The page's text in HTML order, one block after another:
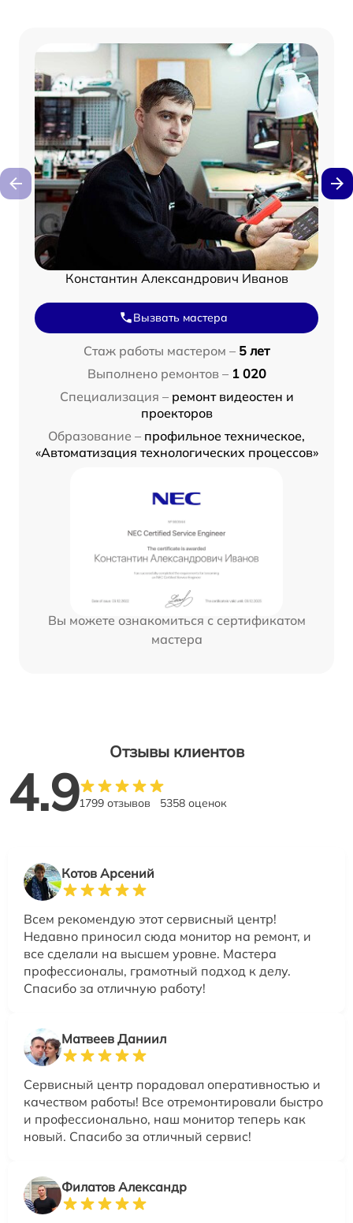
Константин Александрович Иванов
Вызвать мастера
Стаж работы мастером – 5 лет
Выполнено ремонтов – 1 020
Специализация – ремонт видеостен и
проекторов
Образование – профильное техническое,
«Автоматизация технологических процессов»
Вы можете ознакомиться с сертификатом
мастера
Отзывы клиентов
4.91799 отзывов 5358 оценок
Котов Арсений
Всем рекомендую этот сервисный центр!
Недавно приносил сюда монитор на ремонт, и
все сделали на высшем уровне. Мастера
профессионалы, грамотный подход к делу.
Спасибо за отличную работу!
Матвеев Даниил
Сервисный центр порадовал оперативностью и
качеством работы! Все отремонтировали быстро
и профессионально, наш монитор теперь как
новый. Спасибо за отличный сервис!
Филатов Александр